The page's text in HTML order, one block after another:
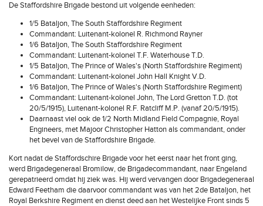
De Staffordshire Brigade bestond uit volgende eenheden:
1/5 Bataljon, The South Staffordshire Regiment
Commandant: Luitenant-kolonel R. Richmond Rayner
1/6 Bataljon, The South Staffordshire Regiment
Commandant: Luitenant-kolonel T.F. Waterhouse T.D.
1/5 Bataljon, The Prince of Wales's (North Staffordshire Regiment)
Commandant: Luitenant-kolonel John Hall Knight V.D.
1/6 Bataljon, The Prince of Wales's (North Staffordshire Regiment)
Commandant: Luitenant-kolonel John, The Lord Gretton T.D. (tot
20/5/1915), Luitenant-kolonel R.F. Ratcliff M.P. (vanaf 20/5/1915).
Daarnaast viel ook de 1/2 North Midland Field Compagnie, Royal
Engineers, met Majoor Christopher Hatton als commandant, onder
het bevel van de Staffordshire Brigade.
Kort nadat de Staffordschire Brigade voor het eerst naar het front ging,
werd Brigadegeneraal Bromilow, de Brigadecommandant, naar Engeland
gerepatrieerd omdat hij ziek was. Hij werd vervangen door Brigadegeneraal
Edward Feetham die daarvoor commandant was van het 2de Bataljon, het
Royal Berkshire Regiment en dienst deed aan het Westelijke Front sinds 5